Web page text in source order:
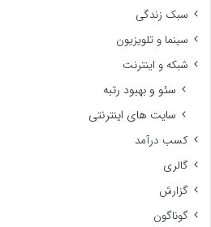
سبک زندگی
سینما و تلویزیون
شبکه و اینترنت
سئو و بهبود رتبه
سایت های اینترنتی
کسب درآمد
گالری
گزارش
گوناگون